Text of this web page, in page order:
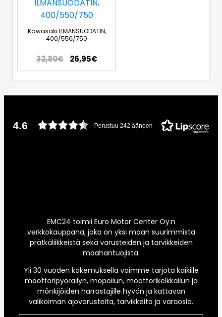
Kawasaki ILMANSUODATIN,
400/550/750
32,80€ 26,95€
4.6 Perustuu 242 ääneen
EMC24 toimii Euro Motor Center Oy:n
verkkokauppana, joka on yksi maan suurimmista
prätkäliikkeistä sekä varusteiden ja tarvikkeiden
maahantuojista.
Yli 30 vuoden kokemuksella voimme tarjota kaikille
moottoripyöräilyn, mopoilun, moottorikelkkailun ja
mönkijöiden harrastajille hyvän ja kattavan
valikoiman ajovarusteita, tarvikkeita ja varaosia.